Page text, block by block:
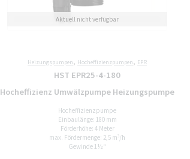
Heizungspumpen, Hocheffizienzpumpen, EPR
HST EPR25-4-180
Hocheffizienz Umwälzpumpe Heizungspumpe
Hocheffizienzpumpe
Einbaulänge: 180 mm
Förderhöhe: 4 Meter
max. Fördermenge: 2,5 m³/h
Gewinde 1½“